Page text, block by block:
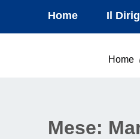
Home Il
Home
Mese: